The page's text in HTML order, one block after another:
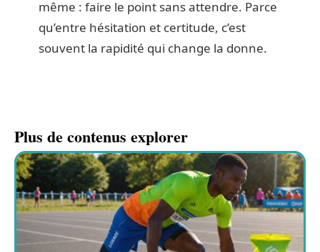
même : faire le point sans attendre. Parce
qu’entre hésitation et certitude, c’est
souvent la rapidité qui change la donne.
Plus de contenus explorer